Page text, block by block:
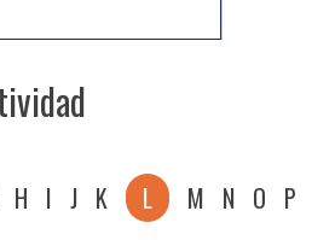
H I J K L M N O P